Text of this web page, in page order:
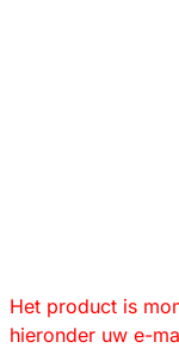
Het product is
hieronder uw e-